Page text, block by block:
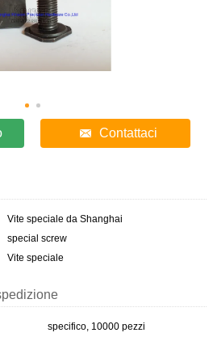
Contattaci
Vite speciale da Shanghai
special screw
Vite speciale
specifico, 10000 pezzi